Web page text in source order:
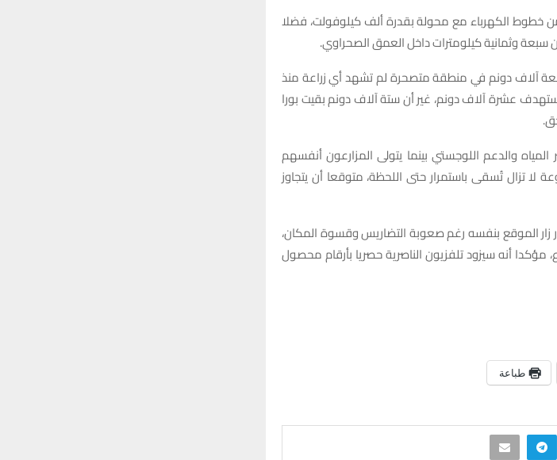
خطوط الكهرباء مع محولة بقدرة ألف كيلوفولت، فضلا
وثمانية كيلومترات داخل العمق الصحراوي.
آلاف دونم في منطقة متصحرة لم تشهد أي زراعة منذ
عشرة آلاف دونم، غير أن ستة آلاف دونم بقيت بورا
والدعم اللوجستي بينما يتولى المزارعون أنفسهم
لا تزال تُسقى باستمرار حتى اللحظة، متوقعا أن يتجاوز
زار الموقع بنفسه رغم صعوبة التضاريس وقسوة المكان،
أنه سيزود تلفزيون الناصرية حصريا بأرقام محصول
طباعة